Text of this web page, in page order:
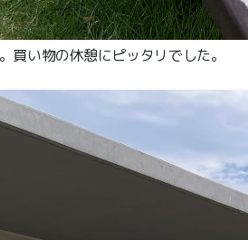
買い物の休憩にピッタリでした。